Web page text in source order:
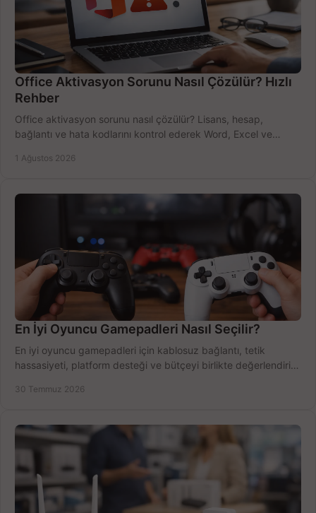
Office Aktivasyon Sorunu Nasıl Çözülür? Hızlı
Rehber
Office aktivasyon sorunu nasıl çözülür? Lisans, hesap,
bağlantı ve hata kodlarını kontrol ederek Word, Excel ve
1 Ağustos 2026
En İyi Oyuncu Gamepadleri Nasıl Seçilir?
En iyi oyuncu gamepadleri için kablosuz bağlantı, tetik
hassasiyeti, platform desteği ve bütçeyi birlikte değerlendirin;
30 Temmuz 2026